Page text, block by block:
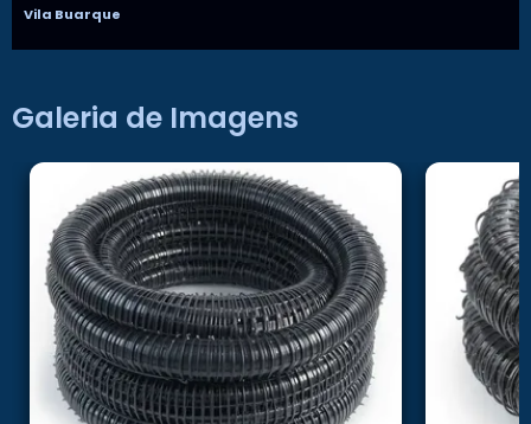
Vila Buarque
Galeria de Imagens